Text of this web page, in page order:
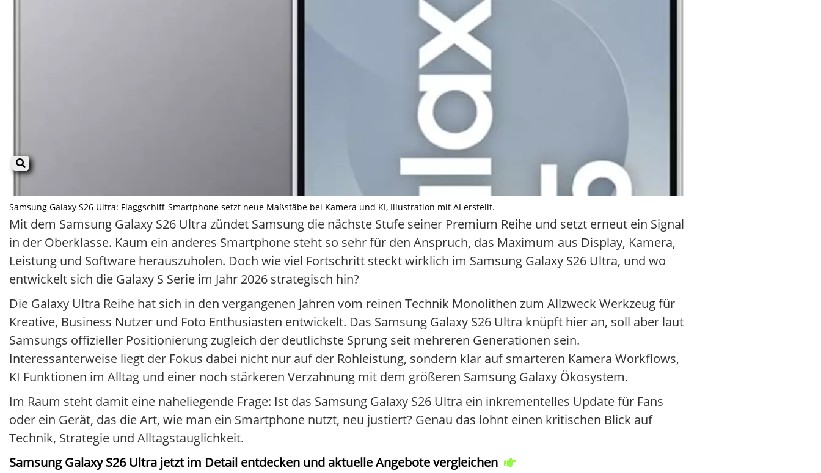
Samsung Galaxy S26 Ultra: Flaggschiff-Smartphone setzt neue Maßstäbe bei Kamera und KI, Illustration mit AI erstellt.
Mit dem Samsung Galaxy S26 Ultra zündet Samsung die nächste Stufe seiner Premium Reihe und setzt erneut ein Signal
in der Oberklasse. Kaum ein anderes Smartphone steht so sehr für den Anspruch, das Maximum aus Display, Kamera,
Leistung und Software herauszuholen. Doch wie viel Fortschritt steckt wirklich im Samsung Galaxy S26 Ultra, und wo
entwickelt sich die Galaxy S Serie im Jahr 2026 strategisch hin?
Die Galaxy Ultra Reihe hat sich in den vergangenen Jahren vom reinen Technik Monolithen zum Allzweck Werkzeug für
Kreative, Business Nutzer und Foto Enthusiasten entwickelt. Das Samsung Galaxy S26 Ultra knüpft hier an, soll aber laut
Samsungs offizieller Positionierung zugleich der deutlichste Sprung seit mehreren Generationen sein.
Interessanterweise liegt der Fokus dabei nicht nur auf der Rohleistung, sondern klar auf smarteren Kamera Workflows,
KI Funktionen im Alltag und einer noch stärkeren Verzahnung mit dem größeren Samsung Galaxy Ökosystem.
Im Raum steht damit eine naheliegende Frage: Ist das Samsung Galaxy S26 Ultra ein inkrementelles Update für Fans
oder ein Gerät, das die Art, wie man ein Smartphone nutzt, neu justiert? Genau das lohnt einen kritischen Blick auf
Technik, Strategie und Alltagstauglichkeit.
Samsung Galaxy S26 Ultra jetzt im Detail entdecken und aktuelle Angebote vergleichen